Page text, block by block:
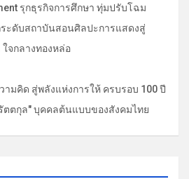
รุกธุรกิจการศึกษา ทุ่มปรับโฉม
กระดับสถาบันสอนศิลปะการแสดงสู่
จกลางทองหล่อ
ามคิด สู่พลังแห่งการให้ ครบรอบ 100 ปี
ตตกุล" บุคคลต้นแบบของสังคมไทย